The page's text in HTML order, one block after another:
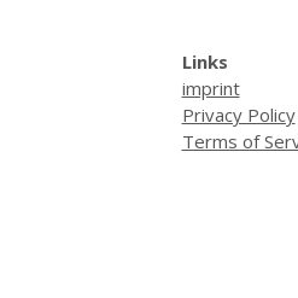
Links
imprint
Privacy Policy
Terms of